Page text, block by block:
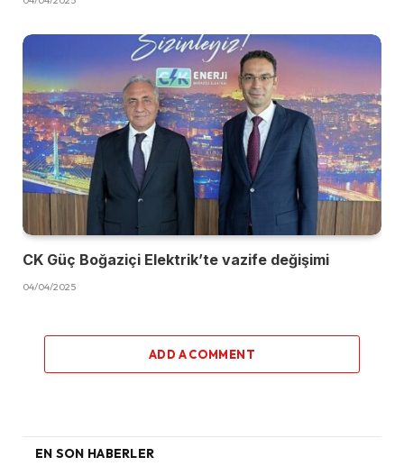
CK Güç Boğaziçi Elektrik’te vazife değişimi
04/04/2025
ADD A COMMENT
EN SON HABERLER